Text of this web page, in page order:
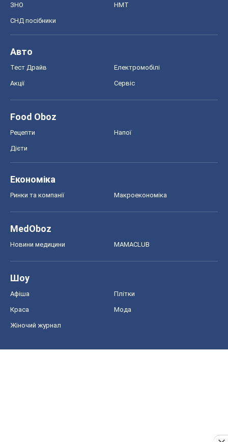
ЗНО НМТ
СНД посібники
Авто
Тест Драйв Електромобілі
Акції Сервіс
Food Oboz
Рецепти Напої
Дієти
Економіка
Ринки та компанії Макроекономіка
MedOboz
Новини медицини MAMACLUB
Шоу
Афіша Плітки
Краса Мода
Жіночий журнал